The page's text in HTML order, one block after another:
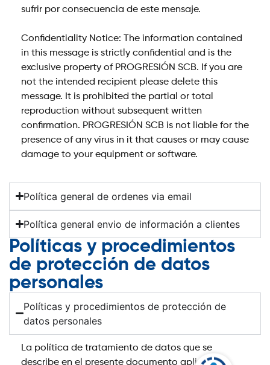
sufrir por consecuencia de este mensaje.
Confidentiality Notice: The information contained
in this message is strictly confidential and is the
exclusive property of PROGRESIÓN SCB. If you are
not the intended recipient please delete this
message. It is prohibited the partial or total
reproduction without subsequent written
confirmation. PROGRESIÓN SCB is not liable for the
presence of any virus in it that causes or may cause
damage to your equipment or software.
Política general de ordenes via email
Política general envio de información a clientes
Políticas y procedimientos
de protección de datos
personales
Políticas y procedimientos de protección de
datos personales
La política de tratamiento de datos que se
describe en el presente documento aplicará a